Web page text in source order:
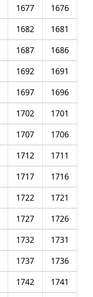
1676
1677
1681
1682
1686
1687
1691
1692
1696
1697
1701
1702
1706
1707
1711
1712
1716
1717
1721
1722
1726
1727
1731
1732
1736
1737
1741
1742